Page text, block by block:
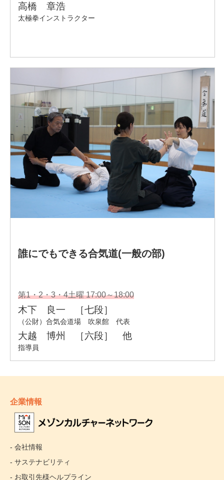
企業情報
- 会社情報
- サステナビリティ
- お取引先様ヘルプライン